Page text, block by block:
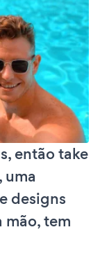
então take
uma
designs
mão, tem